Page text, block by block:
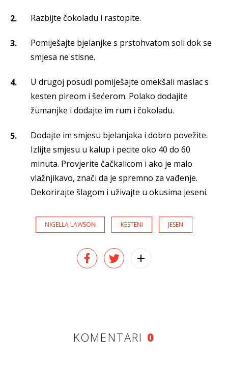
Razbijte čokoladu i rastopite.
Pomiješajte bjelanjke s prstohvatom soli dok se
smjesa ne stisne.
U drugoj posudi pomiješajte omekšali maslac s
kesten pireom i šećerom. Polako dodajite
žumanjke i dodajte im rum i čokoladu.
Dodajte im smjesu bjelanjaka i dobro povežite.
Izlijte smjesu u kalup i pecite oko 40 do 60
minuta. Provjerite čačkalicom i ako je malo
vlažnjikavo, znači da je spremno za vađenje.
Dekorirajte šlagom i uživajte u okusima jeseni.
NIGELLA LAWSON KESTENI JESEN
KOMENTARI 0